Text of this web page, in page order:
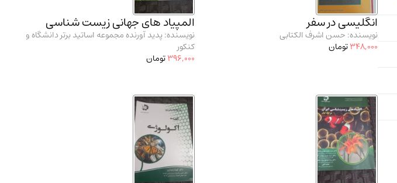
انگلیسی در سفر
نویسنده: حسن اشرف الکتابی
348,000تومان
المپیاد های جهانی زیست شناسی
نویسنده: پدید آورنده مجموعه اساتید برتر دانشگاه و
کنکور
396,000تومان